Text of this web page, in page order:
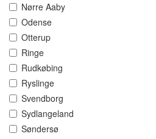
Nørre Aaby
Odense
Otterup
Ringe
Rudkøbing
Ryslinge
Svendborg
Sydlangeland
Søndersø